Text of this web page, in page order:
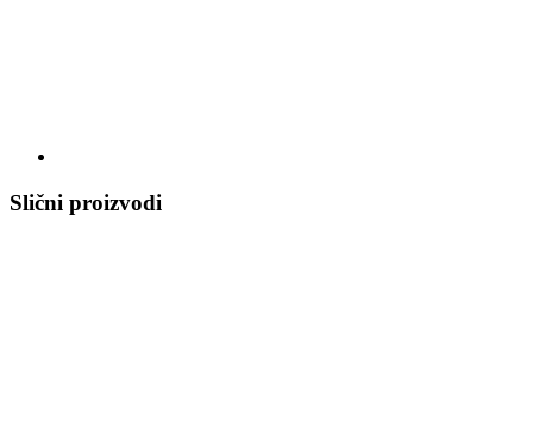
Slični proizvodi